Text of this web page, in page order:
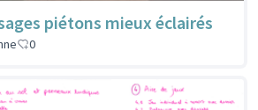
piétons mieux éclairés
0